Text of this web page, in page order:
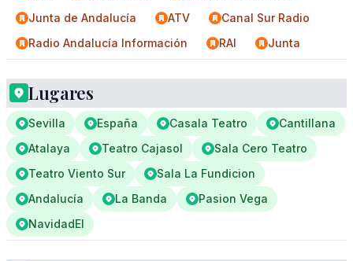
Junta de Andalucía
ATV
Canal Sur Radio
Radio Andalucía Información
RAI Junta
Lugares
Sevilla España Casala Teatro
Cantillana
Atalaya
Teatro Cajasol
Sala Cero Teatro
Teatro Viento Sur
Sala La Fundicion
Andalucía
La Banda
Pasion Vega
NavidadEl